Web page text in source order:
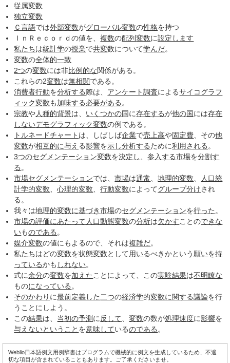
従属変数
独立変数
Ｃ言語では外部変数がグローバル変数の性格を持つ
ＩｎＲｅｃｏｒｄの値を、複数の配列変数に設定します
私たちは統計学の授業で共変数について学んだ。
変数の全体的一致
2つの変数には非比例的な関係がある。
これらの2変数は無相関である。
消費者行動を分析する際は、 アンケート調査によるサイコグラフ
ィック変数も加味する必要がある。
宗教や人種的背景は、 いくつかの国に存在するが他の国には存在
しないデモグラフィック変数の例である。
トルネードチャート は、しばしば企業で売上高や固定費、その他
変数が相互的に与え る影響を示し分析するために利用される。
3つのセグメンテーション変数を決定し、参入する市場を分割す
る。
市場セグメンテーションでは、市場は通常、地理的変数、
人口統
計学的変数、心理的変数、行動変数によってグループ分けされ
る。
我々は地理的変数に基づき市場のセグメンテーションを行った。
市場の評価にあたって人口動態変数の分析は欠かすことのできな
いものである。
媒介変数の値にもよるので、それは複雑だ。
私たちはどの変数を状態変数として用いるべきかという願いを持
っているかも しれない。
式に余分の変数を加えたことによって、この実験結果は不明瞭な
ものになっている。
そのかわり に最前定義した二つの経済学的変数に関する議論を行
うことにしよう。
この結果は、 当初の予測 に反して、変数の数が処理速度に影響を
与えないということ を意味しているのである。
Weblio日本語例文用例辞書はプログラムで機械的に例文を生成しているため、不適
切な項目が含まれていることもあります。ご了承くださいませ。